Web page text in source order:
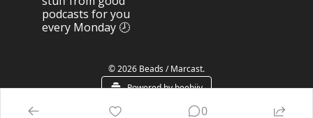
podcasts for you
every Monday 🕗
© 2026 Beads / Marcast.
Powered by beehiiv
0